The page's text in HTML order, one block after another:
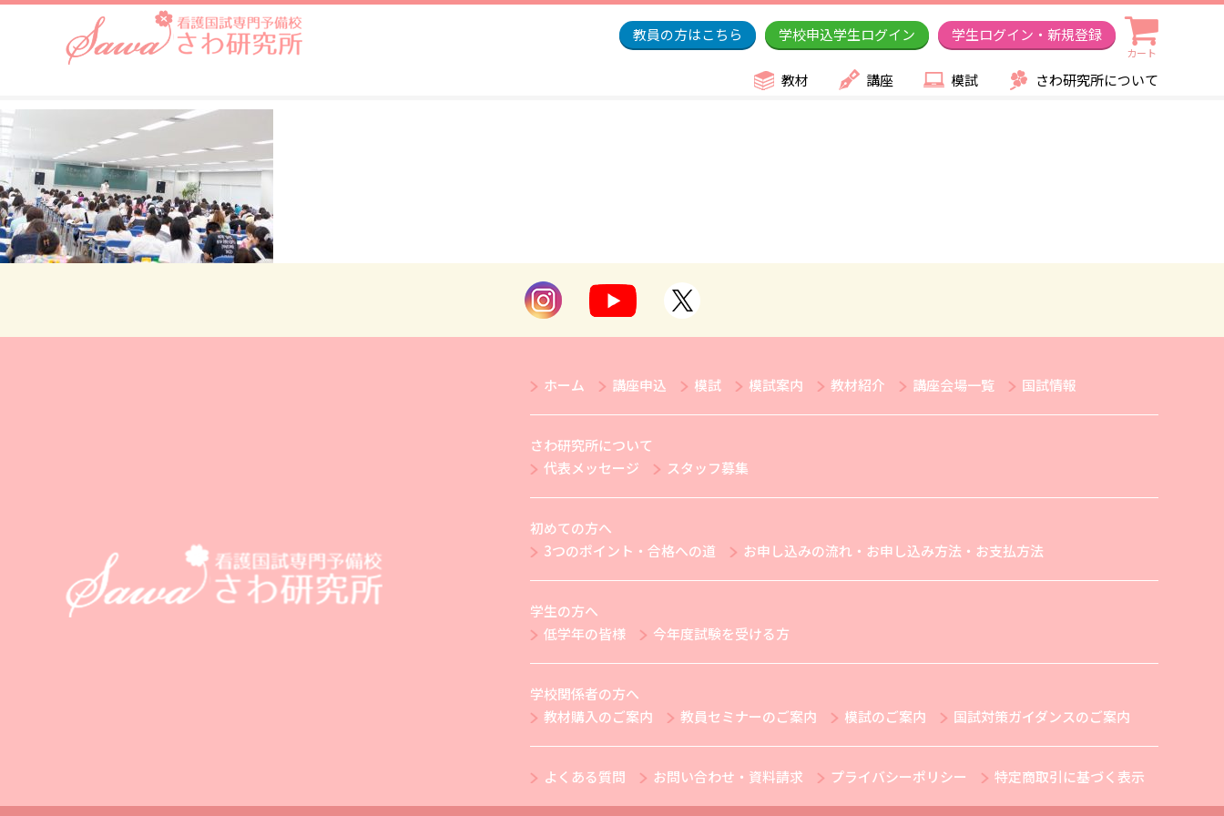
教員の方はこちら 学校申込学生ログイン 学生ログイン・新規登録
カート
教材 講座 模試 さわ研究所について
ホーム 講座申込 模試 模試案内 教材紹介 講座会場一覧 国試情報
さわ研究所について
代表メッセージ
スタッフ募集
初めての方へ
3つのポイント・合格への道
お申し込みの流れ・お申し込み方法・お支払方法
学生の方へ
低学年の皆様
今年度試験を受ける方
学校関係者の方へ
教材購入のご案内
教員セミナーのご案内 模試のご案内 国試対策ガイダンスのご案内
よくある質問 お問い合わせ・資料請求 プライバシーポリシー 特定商取引に基づく表示